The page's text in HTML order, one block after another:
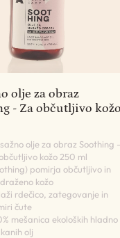
olje za obraz
- Za občutljivo kožo
olje za obraz Soothing –
kožo 250 ml
pomirja občutljivo in
kožo
rdečico, zategovanje in
čute
mešanica ekoloških hladno
olj